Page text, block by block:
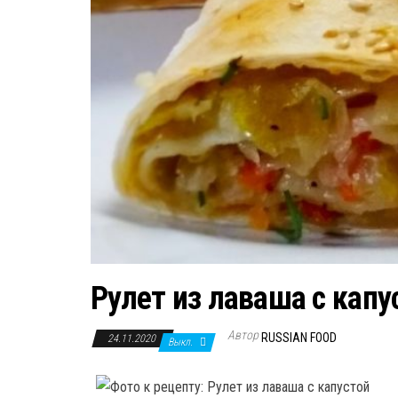
Рулет из лаваша с
24.11.2020 Выкл. Автор RUSSIAN FOOD